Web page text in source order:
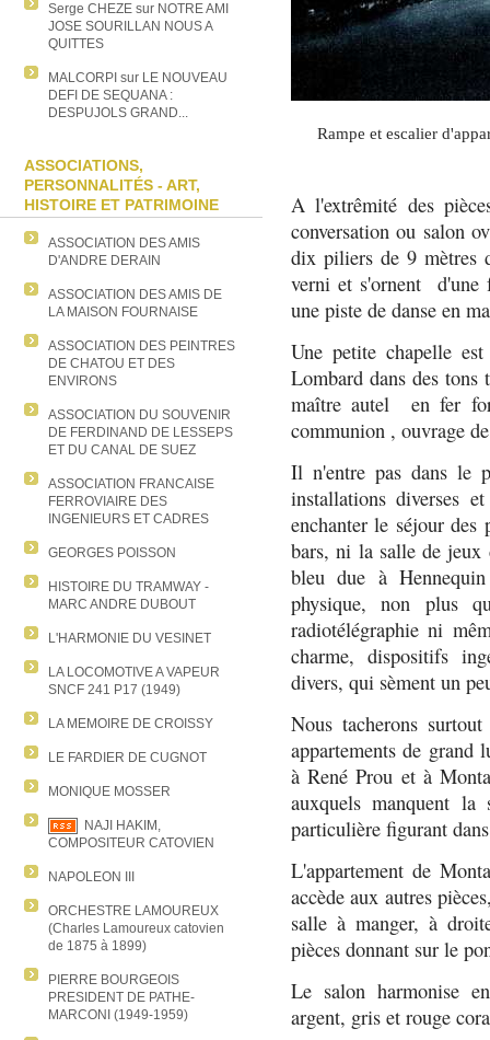
Serge CHEZE sur NOTRE AMI
JOSE SOURILLAN NOUS A
QUITTES
MALCORPI sur LE NOUVEAU
DEFI DE SEQUANA :
DESPUJOLS GRAND...
ASSOCIATIONS,
PERSONNALITÉS - ART,
HISTOIRE ET PATRIMOINE
ASSOCIATION DES AMIS
D'ANDRE DERAIN
ASSOCIATION DES AMIS DE
LA MAISON FOURNAISE
ASSOCIATION DES PEINTRES
DE CHATOU ET DES
ENVIRONS
ASSOCIATION DU SOUVENIR
DE FERDINAND DE LESSEPS
ET DU CANAL DE SUEZ
ASSOCIATION FRANCAISE
FERROVIAIRE DES
INGENIEURS ET CADRES
GEORGES POISSON
HISTOIRE DU TRAMWAY -
MARC ANDRE DUBOUT
L'HARMONIE DU VESINET
LA LOCOMOTIVE A VAPEUR
SNCF 241 P17 (1949)
LA MEMOIRE DE CROISSY
LE FARDIER DE CUGNOT
MONIQUE MOSSER
NAJI HAKIM,
COMPOSITEUR CATOVIEN
NAPOLEON III
ORCHESTRE LAMOUREUX
(Charles Lamoureux catovien
de 1875 à 1899)
PIERRE BOURGEOIS
PRESIDENT DE PATHE-
MARCONI (1949-1959)
Rampe et escalier
A l'extrêmité des
conversation ou salon
dix piliers de 9 mètres
verni et s'ornent d'une
une piste de danse en
Une petite chapelle
Lombard dans des
maître autel en fer
communion , ouvrage
Il n'entre pas dans le
installations diverses
enchanter le séjour des
bars, ni la salle de
bleu due à
physique, non plus
radiotélégraphie ni
charme, dispositifs
divers, qui sèment un
Nous tacherons
appartements de grand
à René Prou et à
auxquels manquent
particulière figurant
L'appartement de
accède aux autres
salle à manger, à
pièces donnant sur le
Le salon harmonise
argent, gris et rouge